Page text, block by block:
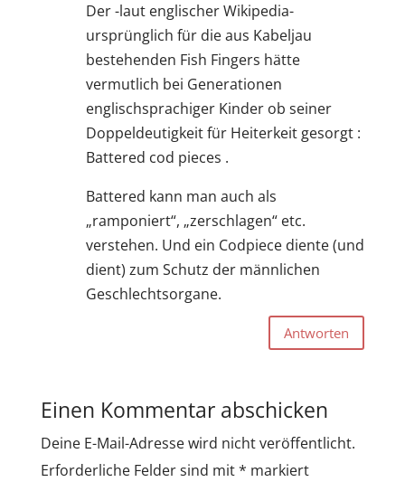
Der -laut englischer Wikipedia-
ursprünglich für die aus Kabeljau
bestehenden Fish Fingers hätte
vermutlich bei Generationen
englischsprachiger Kinder ob seiner
Doppeldeutigkeit für Heiterkeit gesorgt :
Battered cod pieces .
Battered kann man auch als
„ramponiert“, „zerschlagen“ etc.
verstehen. Und ein Codpiece diente (und
dient) zum Schutz der männlichen
Geschlechtsorgane.
Antworten
Einen Kommentar abschicken
Deine E-Mail-Adresse wird nicht veröffentlicht.
Erforderliche Felder sind mit* markiert